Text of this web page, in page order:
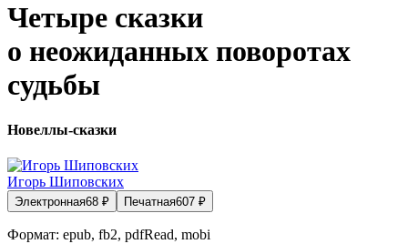
Четыре сказки
о неожиданных поворотах
судьбы
Новеллы-сказки
Игорь Шиповских
Электронная68 ₽ Печатная607 ₽
Формат: epub, fb2, pdfRead, mobi